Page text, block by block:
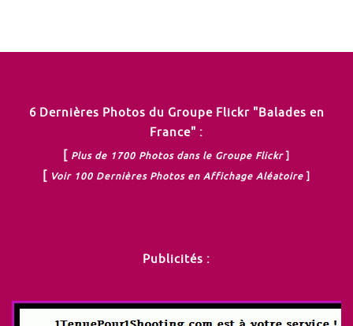
6 Dernières Photos du Groupe Flickr "Balades en
France" :
Plus de 1700 Photos dans le Groupe Flickr]
Voir 100 Dernières Photos en Affichage Aléatoire ]
Publicités :